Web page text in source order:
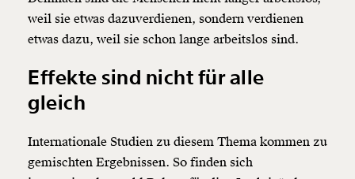
weil sie etwas dazuverdienen, sondern verdienen
etwas dazu, weil sie schon lange arbeitslos sind.
Effekte sind nicht für alle
gleich
Internationale Studien zu diesem Thema kommen zu
gemischten Ergebnissen. So finden sich